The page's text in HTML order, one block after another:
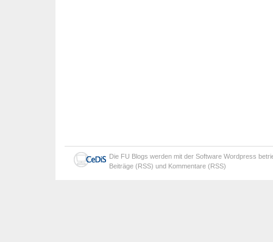
Die FU Blogs werden mit der Software Wordpress
Beiträge (RSS) und Kommentare (RSS)